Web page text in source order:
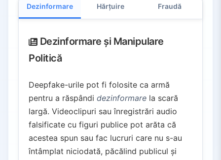
Dezinformare Hărțuire Fraudă
Dezinformare și Manipulare
Politică
Deepfake-urile pot fi folosite ca armă
pentru a răspândi dezinformare la scară
largă. Videoclipuri sau înregistrări audio
falsificate cu figuri publice pot arăta că
acestea spun sau fac lucruri care nu s-au
întâmplat niciodată, păcălind publicul și